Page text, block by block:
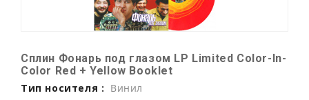
Сплин Фонарь под глазом LP Limited Color-In-
Color Red + Yellow Booklet
Тип носителя : Винил